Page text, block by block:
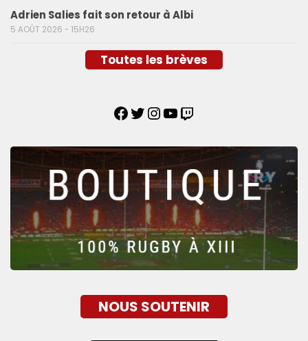
Adrien Salies fait son retour à Albi
5 AOÛT 2026 - 15H26
Toutes les brèves
NOUS SOUTENIR